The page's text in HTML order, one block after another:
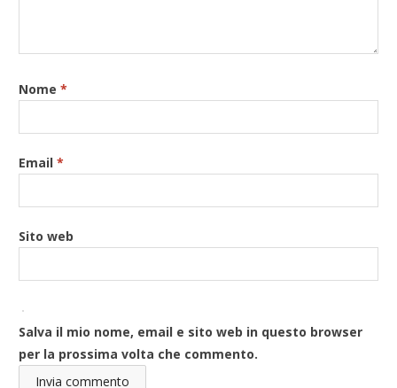
Nome*
Email*
Sito web
Salva il mio nome, email e sito web in questo browser
per la prossima volta che commento.